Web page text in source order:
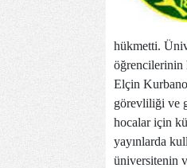
hükmetti.
öğrencilerinin
Elçin
görevliliği ve
hocalar için
yayınlarda
üniversitenin